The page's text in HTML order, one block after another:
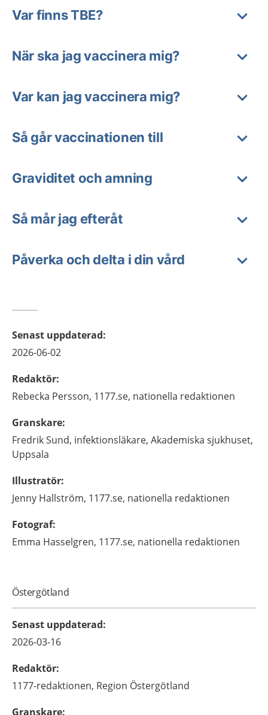
Var finns TBE?
När ska jag vaccinera mig?
Var kan jag vaccinera mig?
Så går vaccinationen till
Graviditet och amning
Så mår jag efteråt
Påverka och delta i din vård
Senast uppdaterad:
2026-06-02
Redaktör:
Rebecka Persson, 1177.se, nationella redaktionen
Granskare:
FredrikSund, infektionsläkare, Akademiska sjukhuset,
Uppsala
Illustratör:
Jenny Hallström, 1177.se, nationella redaktionen
Fotograf:
Emma Hasselgren, 1177.se, nationella redaktionen
Östergötland
Senast uppdaterad:
2026-03-16
Redaktör:
1177-redaktionen, Region Östergötland
Granskare: